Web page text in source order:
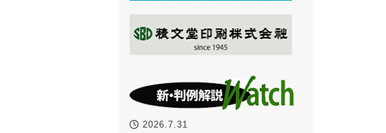
2026.7.31